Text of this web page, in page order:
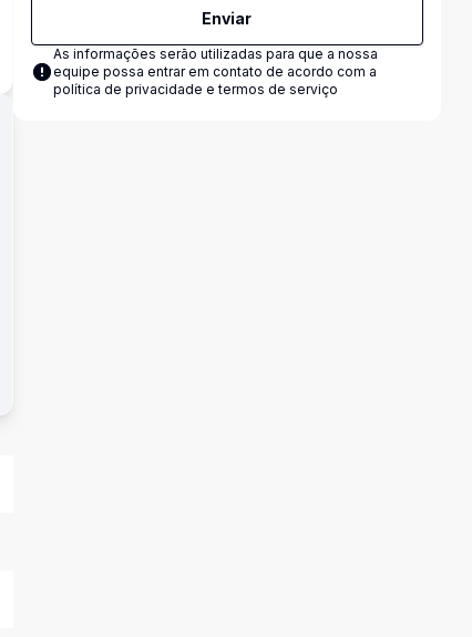
Enviar
As informações serão utilizadas para que a nossa
equipe possa entrar em contato de acordo com a
política de privacidade e termos de serviço